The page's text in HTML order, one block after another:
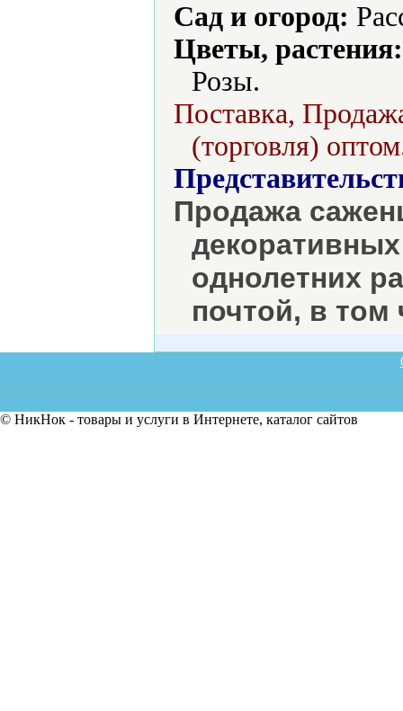
Сад и огород:
Цветы, растения:
Розы.
Поставка,
(торговля)
Продажа
однолетних
почтой, в том
© НикНок - товары и услуги в Интернете, каталог сайтов